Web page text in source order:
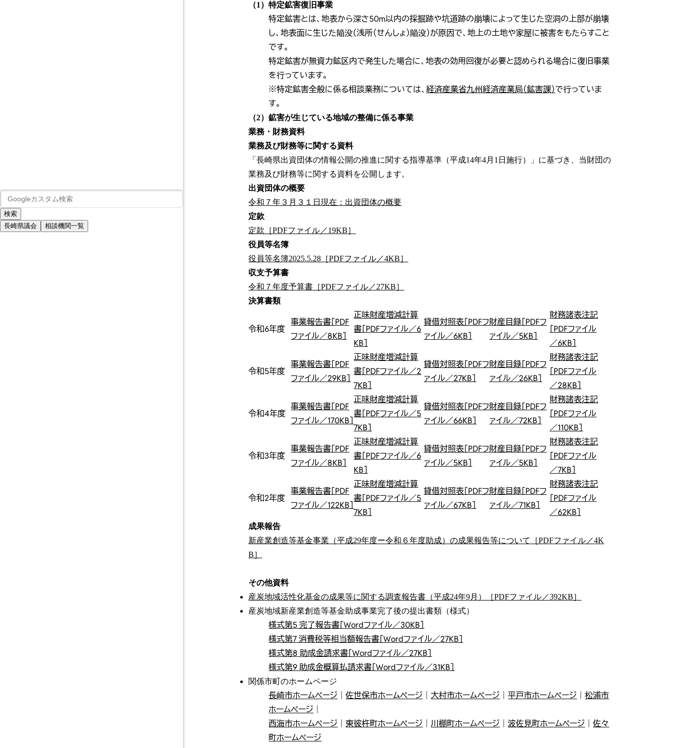
長崎県議会 相談機関一覧
（1）特定鉱害復旧事業
特定鉱害とは、地表から深さ50m以内の採掘跡や坑道跡の崩壊によって生じた空洞の上部が崩壊
し、地表面に生じた陥没（浅所（せんしょ）陥没）が原因で、地上の土地や家屋に被害をもたらすこと
です。
特定鉱害が無資力鉱区内で発生した場合に、地表の効用回復が必要と認められる場合に復旧事業
を行っています。
※特定鉱害全般に係る相談業務については、経済産業省九州経済産業局（鉱害課）で行っていま
す。
（2）鉱害が生じている地域の整備に係る事業
業務・財務資料
業務及び財務等に関する資料
「長崎県出資団体の情報公開の推進に関する指導基準（平成14年4月1日施行）」に基づき、当財団の
業務及び財務等に関する資料を公開します。
出資団体の概要
令和７年３月３１日現在：出資団体の概要
定款
定款［PDFファイル／19KB］
役員等名簿
役員等名簿2025.5.28［PDFファイル／4KB］
収支予算書
令和７年度予算書［PDFファイル／27KB］
決算書類
令和6年度
事業報告書［PDF
ファイル／8KB］
正味財産増減計算
書［PDFファイル／6
KB］
貸借対照表［PDFフ
ァイル／6KB］
財産目録［PDFフ
ァイル／5KB］
財務諸表注記
［PDFファイル
／6KB］
令和5年度
事業報告書［PDF
ファイル／29KB］
正味財産増減計算
書［PDFファイル／2
7KB］
貸借対照表［PDFフ
ァイル／27KB］
財産目録［PDFフ
ァイル／26KB］
財務諸表注記
［PDFファイル
／28KB］
令和4年度
事業報告書［PDF
ファイル／170KB］
正味財産増減計算
書［PDFファイル／5
7KB］
貸借対照表［PDFフ
ァイル／66KB］
財産目録［PDFフ
ァイル／72KB］
財務諸表注記
［PDFファイル
／110KB］
令和3年度
事業報告書［PDF
ファイル／8KB］
正味財産増減計算
書［PDFファイル／6
KB］
貸借対照表［PDFフ
ァイル／5KB］
財産目録［PDFフ
ァイル／5KB］
財務諸表注記
［PDFファイル
／7KB］
令和2年度
事業報告書［PDF
ファイル／122KB］
正味財産増減計算
書［PDFファイル／5
7KB］
貸借対照表［PDFフ
ァイル／67KB］
財産目録［PDFフ
ァイル／71KB］
財務諸表注記
［PDFファイル
／62KB］
成果報告
新産業創造等基金事業（平成29年度ー令和６年度助成）の成果報告等について［PDFファイル／4K
B］
その他資料
産炭地域活性化基金の成果等に関する調査報告書（平成24年9月）［PDFファイル／392KB］
産炭地域新産業創造等基金助成事業完了後の提出書類（様式）
様式第5 完了報告書［Wordファイル／30KB］
様式第7 消費税等相当額報告書［Wordファイル／27KB］
様式第8 助成金請求書［Wordファイル／27KB］
様式第9 助成金概算払請求書［Wordファイル／31KB］
関係市町のホームページ
長崎市ホームページ ｜佐世保市ホームページ ｜大村市ホームページ ｜平戸市ホームページ ｜松浦市
ホームページ
西海市ホームページ ｜東彼杵町ホームページ ｜川棚町ホームページ ｜波佐見町ホームページ ｜佐々
町ホームページ